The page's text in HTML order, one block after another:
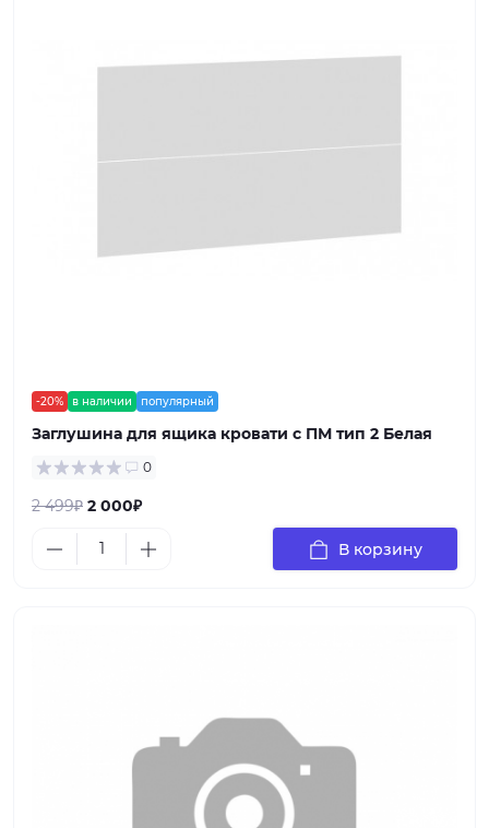
-20% в наличии популярный
Заглушина для ящика кровати с ПМ тип 2 Белая
0
2 499₽ 2 000₽
В корзину